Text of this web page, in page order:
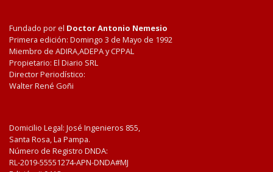
Fundado por el Doctor Antonio Nemesio
Primera edición: Domingo 3 de Mayo de 1992
Miembro de ADIRA,ADEPA y CPPAL
Propietario: El Diario SRL
Director Periodístico:
Walter René Goñi
Domicilio Legal: José Ingenieros 855,
Santa Rosa, La Pampa.
Número de Registro DNDA:
RL-2019-55551274-APN-DNDA#MJ